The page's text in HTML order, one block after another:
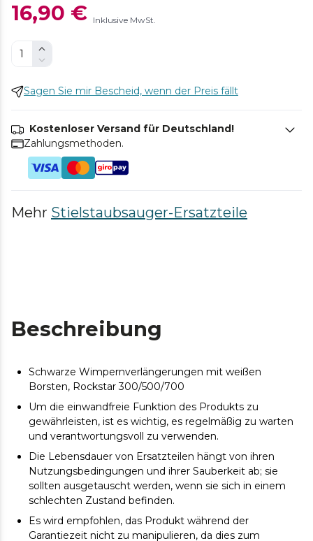
16,90 € Inklusive MwSt.
Sagen Sie mir Bescheid, wenn der Preis fällt
Kostenloser Versand für Deutschland!
Zahlungsmethoden.
Mehr Stielstaubsauger-Ersatzteile
Beschreibung
Schwarze Wimpernverlängerungen mit weißen
Borsten, Rockstar 300/500/700
Um die einwandfreie Funktion des Produkts zu
gewährleisten, ist es wichtig, es regelmäßig zu warten
und verantwortungsvoll zu verwenden.
Die Lebensdauer von Ersatzteilen hängt von ihren
Nutzungsbedingungen und ihrer Sauberkeit ab; sie
sollten ausgetauscht werden, wenn sie sich in einem
schlechten Zustand befinden.
Es wird empfohlen, das Produkt während der
Garantiezeit nicht zu manipulieren, da dies zum